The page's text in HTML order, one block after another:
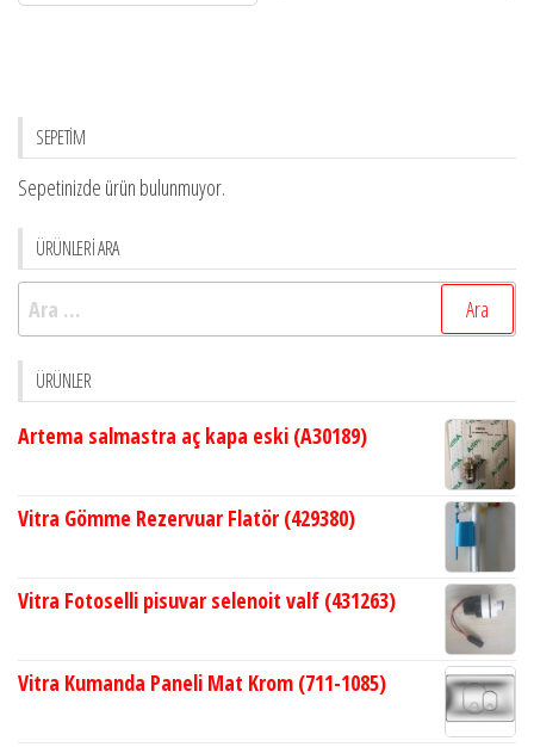
SEPETİM
Sepetinizde ürün bulunmuyor.
ÜRÜNLERİ ARA
Arama:
ÜRÜNLER
Artema salmastra aç kapa eski (A30189)
Vitra Gömme Rezervuar Flatör (429380)
Vitra Fotoselli pisuvar selenoit valf (431263)
Vitra Kumanda Paneli Mat Krom (711-1085)